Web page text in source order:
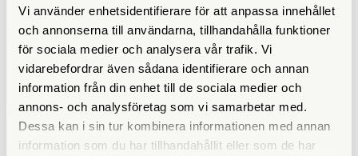
Vi använder enhetsidentifierare för att anpassa innehållet
och annonserna till användarna, tillhandahålla funktioner
för sociala medier och analysera vår trafik. Vi
vidarebefordrar även sådana identifierare och annan
information från din enhet till de sociala medier och
annons- och analysföretag som vi samarbetar med.
Dessa kan i sin tur kombinera informationen med annan
information som du har tillhandahållit eller som de har
Vikt: 36 g
Tillverkad i Europa.
ANDRA KÖPTE ÄVEN